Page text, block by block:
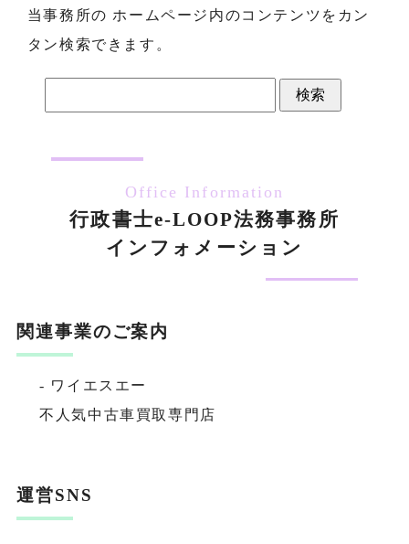
当事務所の ホームページ内のコンテンツをカン
タン検索できます。
索:
Office Information
行政書士e-LOOP法務事務所
インフォメーション
関連事業のご案内
- ワイエスエー
不人気中古車買取専門店
運営SNS